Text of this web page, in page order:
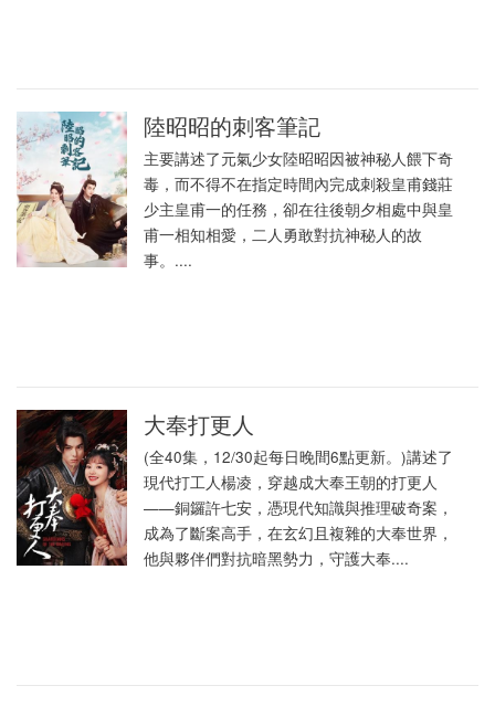
陸昭昭的刺客筆記
主要講述了元氣少女陸昭昭因被神秘人餵下奇
毒，而不得不在指定時間內完成刺殺皇甫錢莊
少主皇甫一的任務，卻在往後朝夕相處中與皇
甫一相知相愛，二人勇敢對抗神秘人的故
事。....
大奉打更人
(全40集，12/30起每日晚間6點更新。)講述了
現代打工人楊凌，穿越成大奉王朝的打更人
——銅鑼許七安，憑現代知識與推理破奇案，
成為了斷案高手，在玄幻且複雜的大奉世界，
他與夥伴們對抗暗黑勢力，守護大奉....